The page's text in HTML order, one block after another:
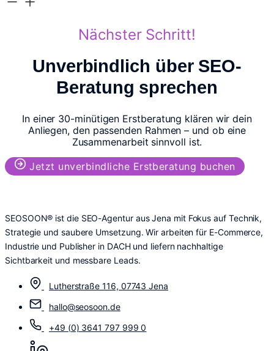
Nächster Schritt!
Unverbindlich über SEO-
Beratung sprechen
In einer 30-minütigen Erstberatung klären wir dein
Anliegen, den passenden Rahmen – und ob eine
Zusammenarbeit sinnvoll ist.
Jetzt unverbindliche Erstberatung buchen
SEOSOON® ist die SEO-Agentur aus Jena mit Fokus auf Technik,
Strategie und saubere Umsetzung. Wir arbeiten für E-Commerce,
Industrie und Publisher in DACH und liefern nachhaltige
Sichtbarkeit und messbare Leads.
Lutherstraße 116, 07743 Jena
hallo@seosoon.de
+49 (0) 3641 797 999 0